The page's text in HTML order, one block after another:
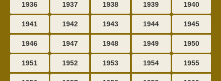
1936 1937 1938 1939 1940
1941 1942 1943 1944 1945
1946 1947 1948 1949 1950
1951 1952 1953 1954 1955